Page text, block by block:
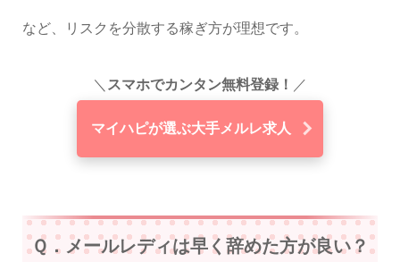
など、リスクを分散する稼ぎ方が理想です。
＼ スマホでカンタン無料登録！ ／
マイハピが選ぶ大手メルレ求人
Ｑ．メールレディは早く辞めた方が良い？